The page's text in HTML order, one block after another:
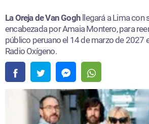
La Oreja de Van Gogh llegará a Lima con
encabezada por Amaia Montero, para
público peruano el 14 de marzo de 2027
Radio Oxígeno.